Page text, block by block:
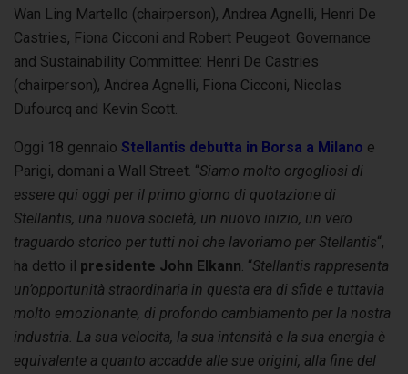
Wan Ling Martello (chairperson), Andrea Agnelli, Henri De
Castries, Fiona Cicconi and Robert Peugeot. Governance
and Sustainability Committee: Henri De Castries
(chairperson), Andrea Agnelli, Fiona Cicconi, Nicolas
Dufourcq and Kevin Scott.
Oggi 18 gennaio Stellantis debutta in Borsa a Milano e
Parigi, domani a Wall Street. “Siamo molto orgogliosi di
essere qui oggi per il primo giorno di quotazione di
Stellantis, una nuova società, un nuovo inizio, un vero
traguardo storico per tutti noi che lavoriamo per Stellantis“,
ha detto il presidente John Elkann . “Stellantis rappresenta
un’opportunità straordinaria in questa era di sfide e tuttavia
molto emozionante, di profondo cambiamento per la nostra
industria. La sua velocita, la sua intensità e la sua energia è
equivalente a quanto accadde alle sue origini, alla fine del